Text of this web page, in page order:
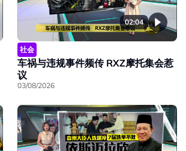
02:04
社会
车祸与违规事件频传 RXZ摩托集会惹
议
03/08/2026